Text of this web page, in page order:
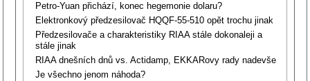
Petro-Yuan přichází, konec hegemonie dolaru?
Elektronkový předzesilovač HQQF-55-510 opět trochu jinak
Předzesilovače a charakteristiky RIAA stále dokonaleji a
stále jinak
RIAA dnešních dnů vs. Actidamp, EKKARovy rady nadevše
Je všechno jenom náhoda?